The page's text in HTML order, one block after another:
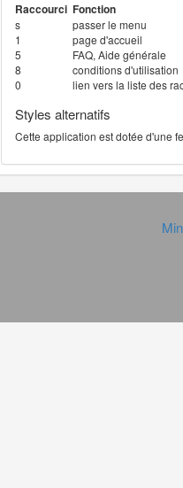
Raccourci Fonction
s
passer le menu
1
page d'accueil
5
FAQ, Aide générale
8
conditions d'utilisation
0
lien vers la liste des
Styles alternatifs
Cette application est dotée d'une